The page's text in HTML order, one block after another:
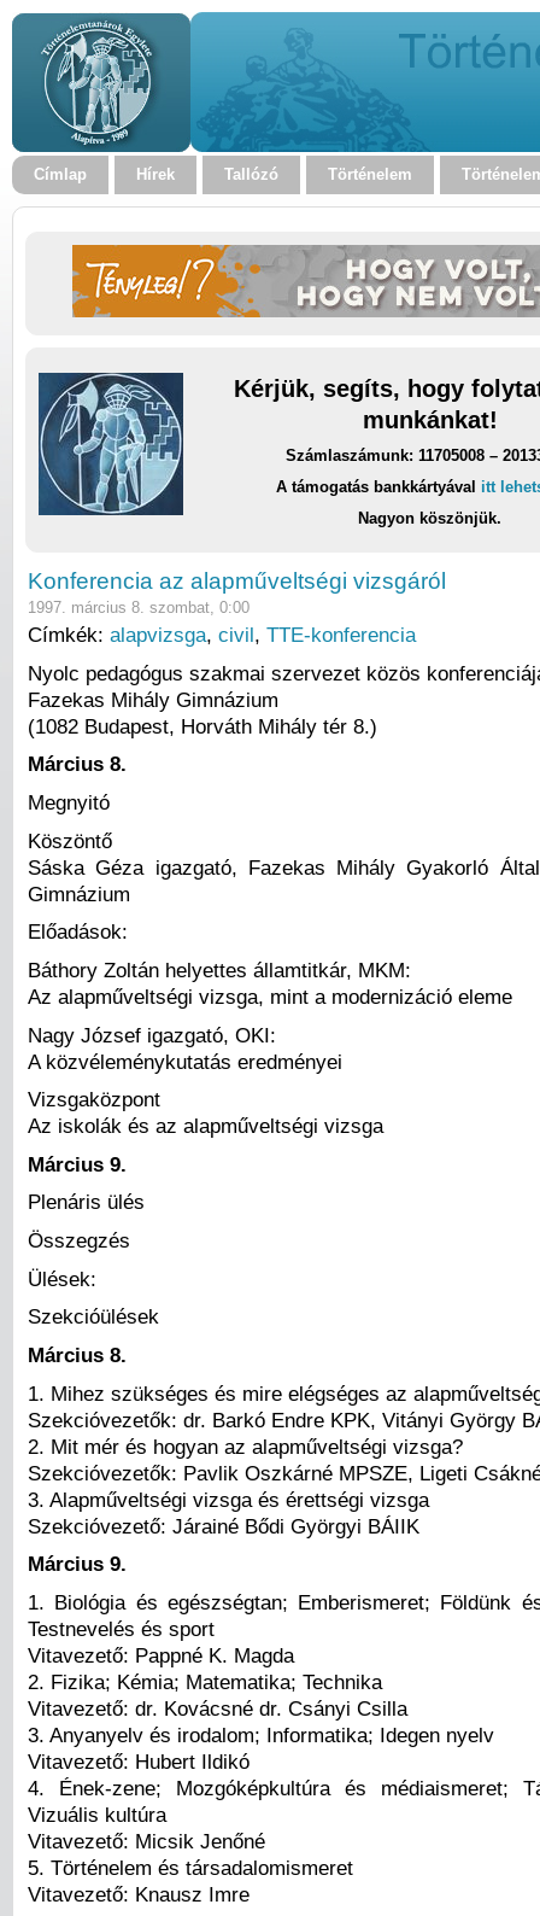
Címlap Hírek Tallózó Történelem
Kérjük, segíts, hogy
munkánkat!
Számlaszámunk: 11705008 –
A támogatás bankkártyával itt
Nagyon köszönjük.
Konferencia az alapműveltségi vizsgáról
1997. március 8. szombat, 0:00
Címkék: alapvizsga, civil, TTE-konferencia
Nyolc pedagógus szakmai szervezet közös
Fazekas Mihály Gimnázium
(1082 Budapest, Horváth Mihály tér 8.)
Március 8.
Megnyitó
Köszöntő
Sáska Géza igazgató, Fazekas Mihály Gyakorló
Gimnázium
Előadások:
Báthory Zoltán helyettes államtitkár, MKM:
Az alapműveltségi vizsga, mint a modernizáció eleme
Nagy József igazgató, OKI:
A közvéleménykutatás eredményei
Vizsgaközpont
Az iskolák és az alapműveltségi vizsga
Március 9.
Plenáris ülés
Összegzés
Ülések:
Szekcióülések
Március 8.
1. Mihez szükséges és mire elégséges az
Szekcióvezetők: dr. Barkó Endre KPK, Vitányi György
2. Mit mér és hogyan az alapműveltségi vizsga?
Szekcióvezetők: Pavlik Oszkárné MPSZE, Ligeti
3. Alapműveltségi vizsga és érettségi vizsga
Szekcióvezető: Járainé Bődi Györgyi BÁIIK
Március 9.
1. Biológia és egészségtan; Emberismeret; Földünk
Testnevelés és sport
Vitavezető: Pappné K. Magda
2. Fizika; Kémia; Matematika; Technika
Vitavezető: dr. Kovácsné dr. Csányi Csilla
3. Anyanyelv és irodalom; Informatika; Idegen nyelv
Vitavezető: Hubert Ildikó
4. Ének-zene; Mozgóképkultúra és médiaismeret;
Vizuális kultúra
Vitavezető: Micsik Jenőné
5. Történelem és társadalomismeret
Vitavezető: Knausz Imre